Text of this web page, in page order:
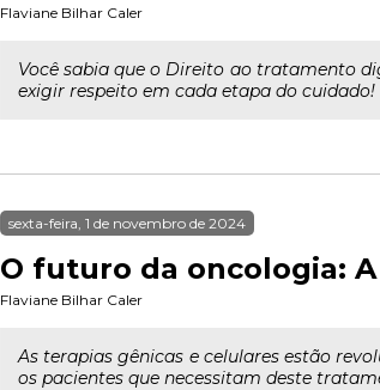
Flaviane Bilhar Caler
Você sabia que o Direito ao tratamento
exigir respeito em cada etapa do cuidado!
sexta-feira, 1 de novembro de 2024
O futuro da oncologia:
Flaviane Bilhar Caler
As terapias gênicas e celulares estão
os pacientes que necessitam deste